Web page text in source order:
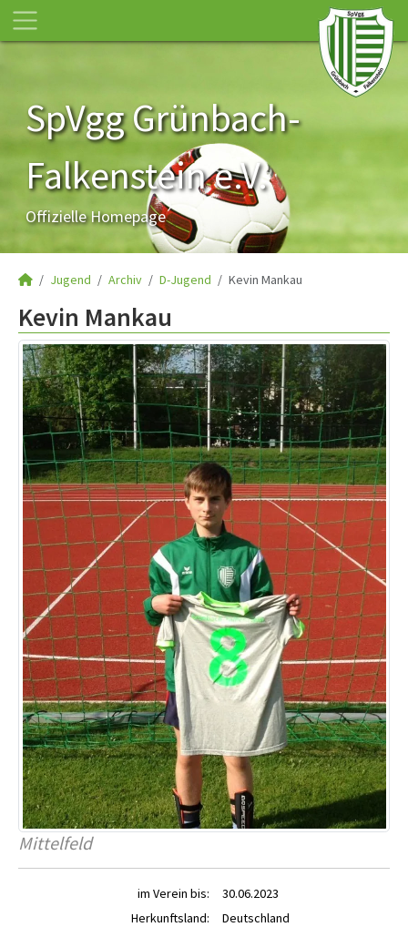
SpVgg Grünbach-
Falkenstein e.V.
Offizielle Homepage
Jugend Archiv D-Jugend Kevin Mankau
Kevin Mankau
Mittelfeld
im Verein bis:
30.06.2023
Herkunftsland:
Deutschland